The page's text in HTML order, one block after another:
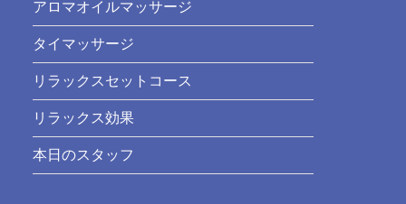
アロマオイルマッサージ
タイマッサージ
リラックスセットコース
リラックス効果
本日のスタッフ